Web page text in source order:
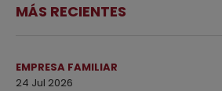
MÁS RECIENTES
EMPRESA FAMILIAR
24 Jul 2026